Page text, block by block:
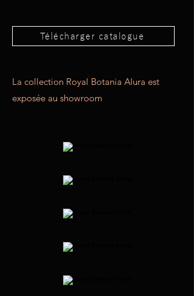
Télécharger catalogue
La collection Royal Botania Alura est
exposée au showroom